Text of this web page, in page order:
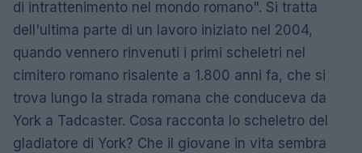
di intrattenimento nel mondo romano". Si tratta
dell'ultima parte di un lavoro iniziato nel 2004,
quando vennero rinvenuti i primi scheletri nel
cimitero romano risalente a 1.800 anni fa, che si
trova lungo la strada romana che conduceva da
York a Tadcaster. Cosa racconta lo scheletro del
gladiatore di York? Che il giovane in vita sembra